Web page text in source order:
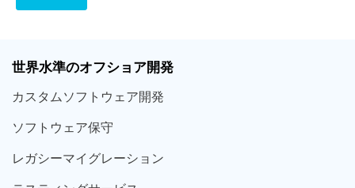
世界水準のオフショア開発
カスタムソフトウェア開発
ソフト ウェア保守
レガシーマイグレーション